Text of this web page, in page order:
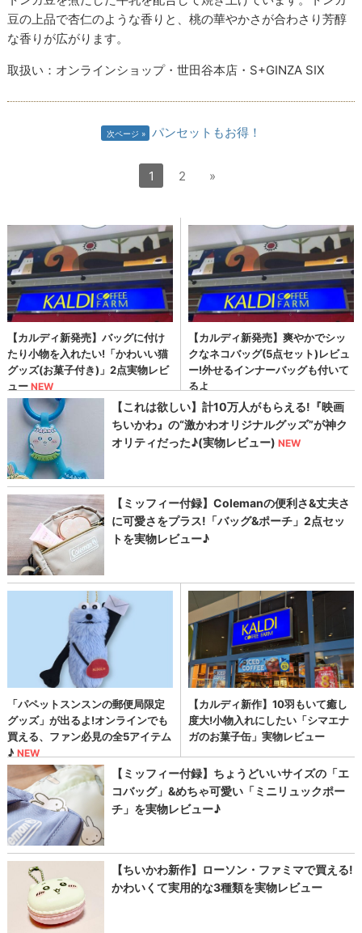
豆の上品で杏仁のような香りと、桃の華やかさが合わさり芳醇
な香りが広がります。
取扱い：オンラインショップ・世田谷本店・S+GINZA SIX
次ページ パンセットもお得！
1 2 »